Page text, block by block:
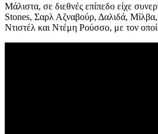
Μάλιστα, σε διεθνές επίπεδο είχε
Stones, Σαρλ Αζναβούρ, Δαλιδά,
Ντιστέλ και Ντέμη Ρούσσο, με τον